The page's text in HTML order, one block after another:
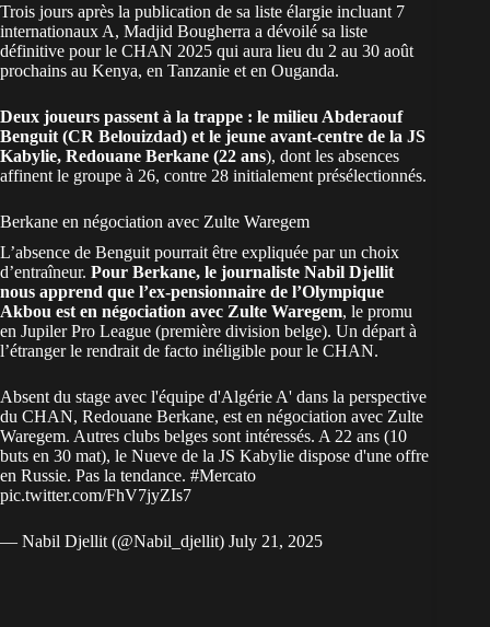
Trois jours après la publication de sa liste élargie incluant 7
internationaux A, Madjid Bougherra a dévoilé sa liste
définitive pour le CHAN 2025 qui aura lieu du 2 au 30 août
prochains au Kenya, en Tanzanie et en Ouganda.
Deux joueurs passent à la trappe : le milieu Abderaouf
Benguit (CR Belouizdad) et le jeune avant-centre de la JS
Kabylie, Redouane Berkane (22 ans), dont les absences
affinent le groupe à 26, contre 28 initialement présélectionnés.
Berkane en négociation avec Zulte Waregem
L’absence de Benguit pourrait être expliquée par un choix
d’entraîneur. Pour Berkane, le journaliste Nabil Djellit
nous apprend que l’ex-pensionnaire de l’Olympique
Akbou est en négociation avec Zulte Waregem, le promu
en Jupiler Pro League (première division belge). Un départ à
l’étranger le rendrait de facto inéligible pour le CHAN.
Absent du stage avec l'équipe d'Algérie A' dans la perspective
du CHAN, Redouane Berkane, est en négociation avec Zulte
Waregem. Autres clubs belges sont intéressés. A 22 ans (10
buts en 30 mat), le Nueve de la JS Kabylie dispose d'une offre
en Russie. Pas la tendance. #Mercato
pic.twitter.com/FhV7jyZIs7
— Nabil Djellit (@Nabil_djellit) July 21, 2025